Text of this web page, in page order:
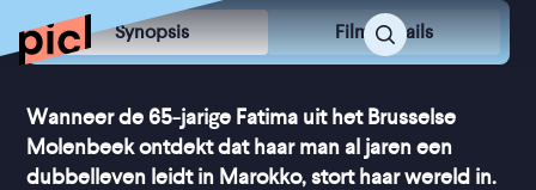
Synopsis Film Details
Wanneer de 65-jarige Fatima uit het Brusselse
Molenbeek ontdekt dat haar man al jaren een
dubbelleven leidt in Marokko, stort haar wereld in.